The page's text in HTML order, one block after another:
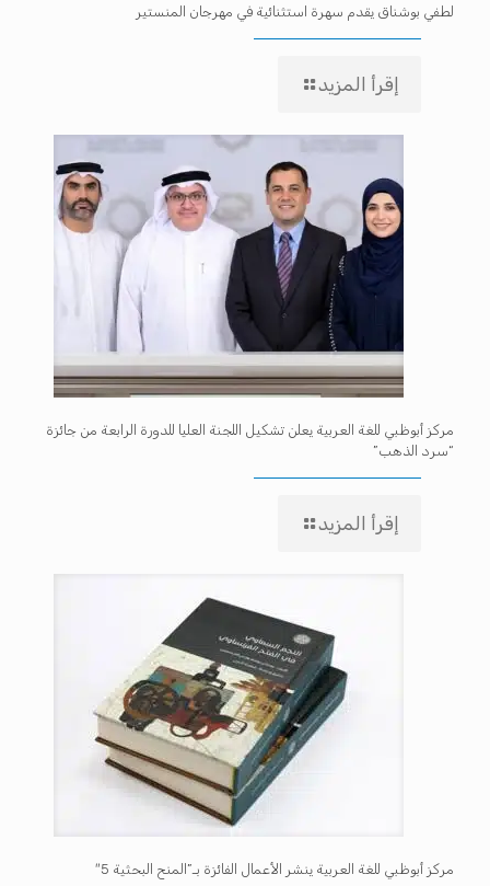
لطفي بوشناق يقدم سهرة استثنائية في مهرجان المنستير
إقرأ المزيد
مركز أبوظبي للغة العربية يعلن تشكيل اللجنة العليا للدورة الرابعة من جائزة
“سرد الذهب”
إقرأ المزيد
مركز أبوظبي للغة العربية ينشر الأعمال الفائزة بـ”المنح البحثية 5″